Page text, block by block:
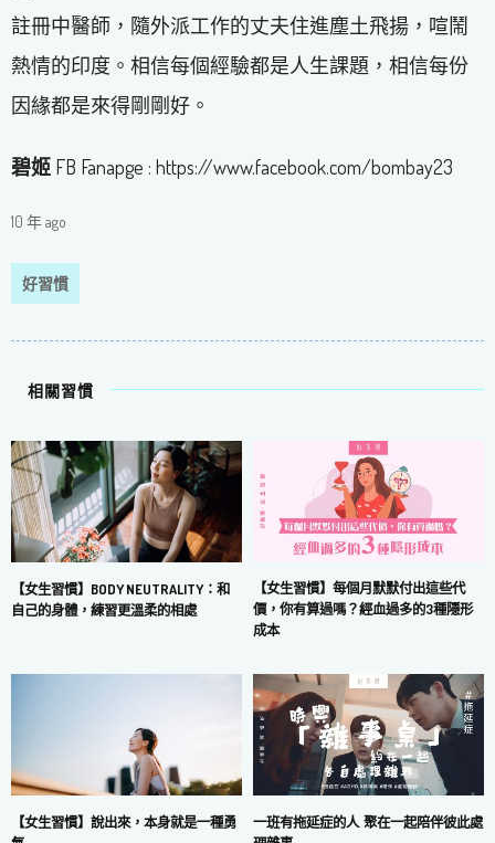
註冊中醫師，隨外派工作的丈夫住進塵土飛揚，喧鬧
熱情的印度。相信每個經驗都是人生課題，相信每份
因緣都是來得剛剛好。
碧姬 FB Fanapge : https://www.facebook.com/bombay23
10 年 ago
好習慣
相關習慣
【女生習慣】BODY NEUTRALITY：和
自己的身體，練習更溫柔的相處
【女生習慣】每個月默默付出這些代
價，你有算過嗎？經血過多的3種隱形
成本
【女生習慣】說出來，本身就是一種勇
一班有拖延症的人 聚在一起陪伴彼此處